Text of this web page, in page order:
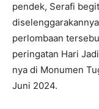
pendek, Serafi
perlombaan
peringatan Hari
nya di Monumen
Juni 2024.